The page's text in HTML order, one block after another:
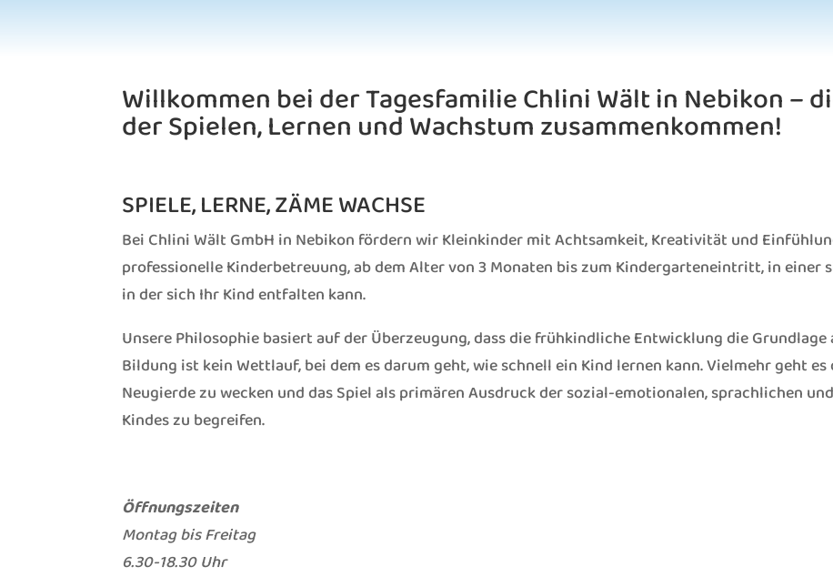
Willkommen bei der Tagesfamilie Chlini Wält in Nebikon –
der Spielen, Lernen und Wachstum zusammenkommen!
SPIELE, LERNE, ZÄME WACHSE
Bei Chlini Wält GmbH in Nebikon fördern wir Kleinkinder mit Achtsamkeit, Kreativität und
professionelle Kinderbetreuung, ab dem Alter von 3 Monaten bis zum Kindergarteneintritt, in einer
in der sich Ihr Kind entfalten kann.
Unsere Philosophie basiert auf der Überzeugung, dass die frühkindliche Entwicklung die
Bildung ist kein Wettlauf, bei dem es darum geht, wie schnell ein Kind lernen kann. Vielmehr geht
Neugierde zu wecken und das Spiel als primären Ausdruck der sozial-emotionalen, sprachlichen
Kindes zu begreifen.
Öffnungszeiten
Montag bis Freitag
6.30-18.30 Uhr